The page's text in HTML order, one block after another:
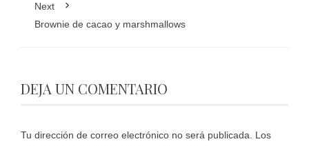
Next
Brownie de cacao y marshmallows
DEJA UN COMENTARIO
Tu dirección de correo electrónico no será publicada.
Los